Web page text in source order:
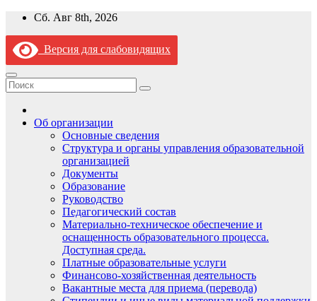
Перейти
содержимому
Сб. Авг 8th, 2026
Версия для слабовидящих
Об организации
Основные сведения
Структура и органы управления образовательной
организацией
Документы
Образование
Руководство
Педагогический состав
Материально-техническое обеспечение и
оснащенность образовательного процесса.
Доступная среда.
Платные образовательные услуги
Финансово-хозяйственная деятельность
Вакантные места для приема (перевода)